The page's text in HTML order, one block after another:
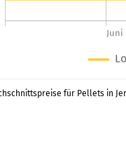
für Pellets in